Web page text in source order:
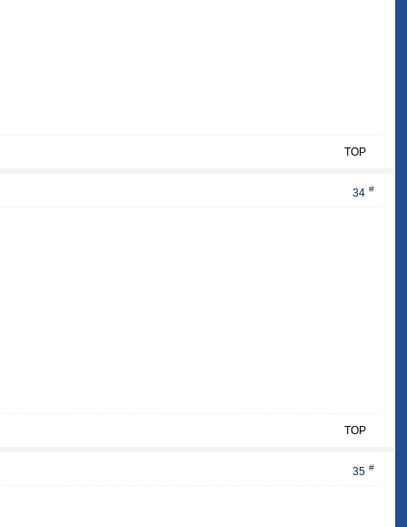
TOP
34 #
TOP
35 #